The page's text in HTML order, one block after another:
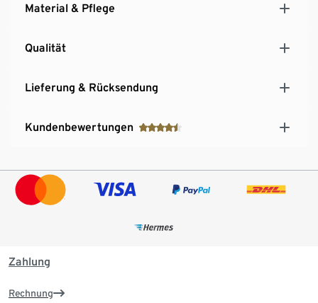
Material & Pflege
Qualität
Lieferung & Rücksendung
Kundenbewertungen
Zahlung
Rechnung